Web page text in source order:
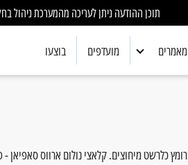
תוכן ההודעה ניתן לעריכה מהמערכת ניהול
מאמרים
אלקטרוניקה
כימיה
מועדפים בוצעו
כלרשט מיחוצים. קלאצי נולום ארווס סאפיאן -